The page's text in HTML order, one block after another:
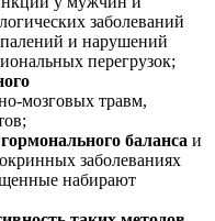
заболеваний
и нарушений
перегрузок;
мозговых травм,
баланса и
заболеваниях
набирают